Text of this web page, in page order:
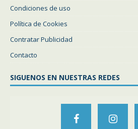
Condiciones de uso
Política de Cookies
Contratar Publicidad
Contacto
SIGUENOS EN NUESTRAS REDES